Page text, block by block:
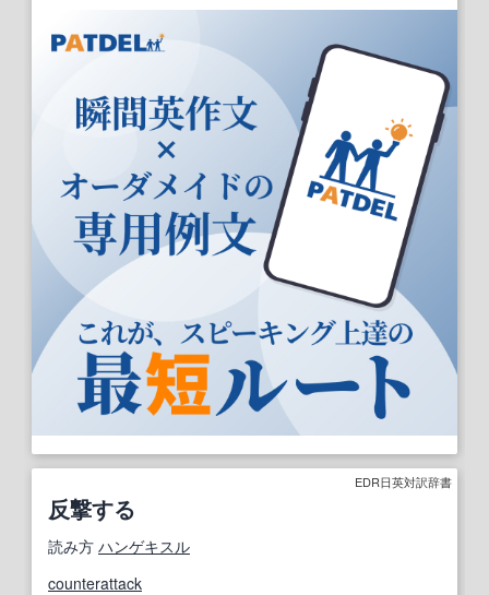
EDR日英対訳辞書
反撃する
読み方 ハンゲキスル
counterattack